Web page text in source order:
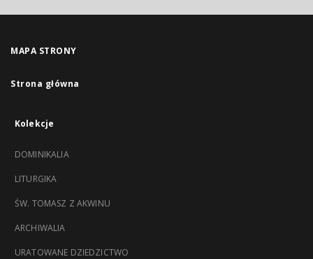
MAPA STRONY
Strona główna
Kolekcje
DOMINIKALIA
LITURGIKA
ŚW. TOMASZ Z AKWINU
ARCHIWALIA
URATOWANE DZIEDZICTWO